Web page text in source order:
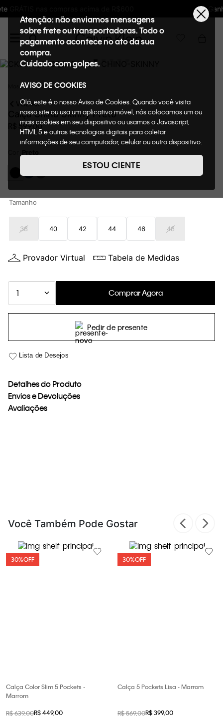
Ganhe 10% de GIFTBACK em todas as compras
Atenção: não enviamos mensagens
sobre frete ou transportadoras. Todo o
pagamento acontece no ato da sua
compra.
Cuidado com golpes.
AVISO DE COOKIES
Olá, este é o nosso Aviso de Cookies. Quando você visita
nosso site ou usa um aplicativo móvel, nós colocamos um ou
mais cookies em seu dispositivo ou usamos o Javascript,
HTML 5 e outras tecnologias digitais para coletar
informações de seu computador, celular ou outro dispositivo.
de cookies, informaremos quais cookies usaremos e quais
suas funções. A forma como processamos os dados
nosso Aviso de Privacidade. Quando você visita nosso site,
consideraremos isso como sua solicitação específica para
loja virtual. Para maiores informações sobre o nosso aviso de
Cookies acesse o link.
ESTOU CIENTE
Masculino Roupas Calças
VOLTAR
Calça Chino Skinny Preto
599,00
Tamanho
38 40 42 44 46 48
Provador Virtual Tabela de Medidas
1 Comprar Agora
Pedir de presente
Detalhes do Produto
Envios e Devoluções
Avaliações
Você Também Pode Gostar
30%OFF
Calça Color Slim 5 Pockets -
Marrom
R$639,00R$449,00
30%OFF
Calça 5 Pockets Lisa - Marrom
R$569,00R$399,00